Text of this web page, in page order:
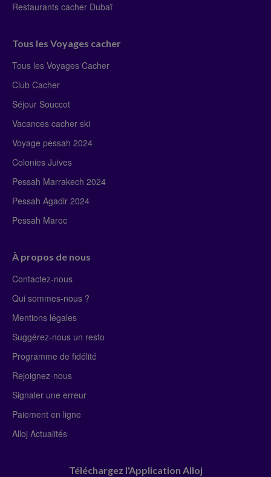
Restaurants cacher Dubaï
Tous les Voyages cacher
Tous les Voyages Cacher
Club Cacher
Séjour Souccot
Vacances cacher ski
Voyage pessah 2024
Colonies Juives
Pessah Marrakech 2024
Pessah Agadir 2024
Pessah Maroc
À propos de nous
Contactez-nous
Qui sommes-nous ?
Mentions légales
Suggérez-nous un resto
Programme de fidélité
Rejoignez-nous
Signaler une erreur
Paiement en ligne
Alloj Actualités
Téléchargez l'Application Alloj